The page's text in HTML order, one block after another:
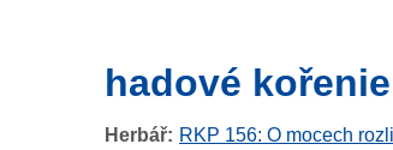
hadové kořenie
Herbář RKP 156: O mocech